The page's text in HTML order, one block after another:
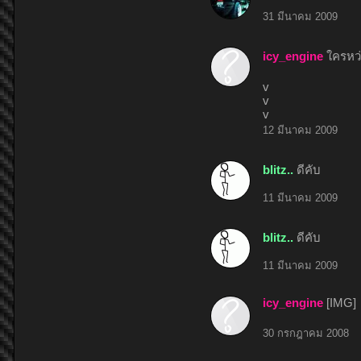
31 มีนาคม 2009
icy_engine ใครห
v
v
v
12 มีนาคม 2009
blitz.. ดีคับ
11 มีนาคม 2009
blitz.. ดีคับ
11 มีนาคม 2009
icy_engine [IMG]
30 กรกฎาคม 2008